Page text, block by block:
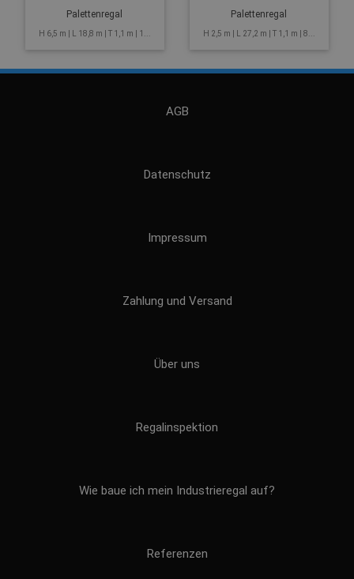
Palettenregal
H 6,5 m | L 18,8 m | T 1,1 m | 1...
Palettenregal
H 2,5 m | L 27,2 m | T 1,1 m | 8...
AGB
Datenschutz
Impressum
Zahlung und Versand
Über uns
Regalinspektion
Wie baue ich mein Industrieregal auf?
Referenzen